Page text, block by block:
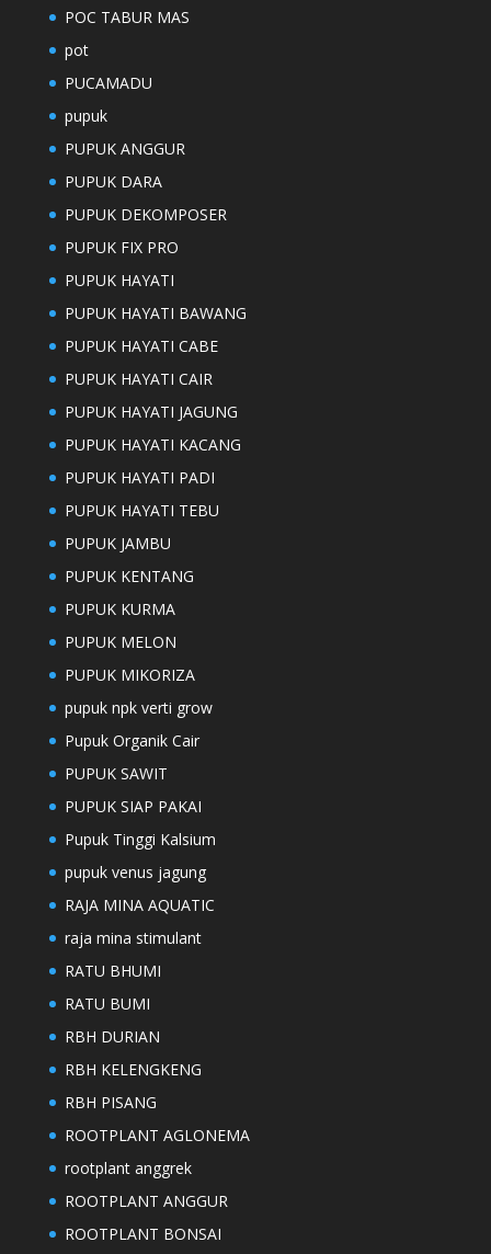
POC TABUR MAS
pot
PUCAMADU
pupuk
PUPUK ANGGUR
PUPUK DARA
PUPUK DEKOMPOSER
PUPUK FIX PRO
PUPUK HAYATI
PUPUK HAYATI BAWANG
PUPUK HAYATI CABE
PUPUK HAYATI CAIR
PUPUK HAYATI JAGUNG
PUPUK HAYATI KACANG
PUPUK HAYATI PADI
PUPUK HAYATI TEBU
PUPUK JAMBU
PUPUK KENTANG
PUPUK KURMA
PUPUK MELON
PUPUK MIKORIZA
pupuk npk verti grow
Pupuk Organik Cair
PUPUK SAWIT
PUPUK SIAP PAKAI
Pupuk Tinggi Kalsium
pupuk venus jagung
RAJA MINA AQUATIC
raja mina stimulant
RATU BHUMI
RATU BUMI
RBH DURIAN
RBH KELENGKENG
RBH PISANG
ROOTPLANT AGLONEMA
rootplant anggrek
ROOTPLANT ANGGUR
ROOTPLANT BONSAI